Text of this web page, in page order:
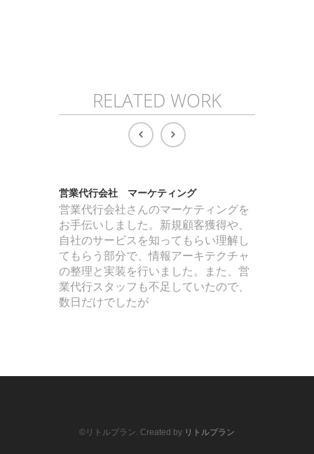
RELATED WORK
営業代行会社 マーケティング
営業代行会社さんのマーケティングを
お手伝いしました。新規顧客獲得や、
自社のサービスを知ってもらい理解し
てもらう部分で、情報アーキテクチャ
の整理と実装を行いました。また、営
業代行スタッフも不足していたので、
数日だけでしたが
©リトルプラン. Created by リトルプラン